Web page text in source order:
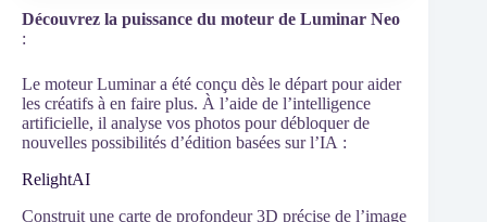
Découvrez la puissance du moteur de Luminar Neo
:
Le moteur Luminar a été conçu dès le départ pour aider
les créatifs à en faire plus. À l’aide de l’intelligence
artificielle, il analyse vos photos pour débloquer de
nouvelles possibilités d’édition basées sur l’IA :
RelightAI
Construit une carte de profondeur 3D précise de l’image